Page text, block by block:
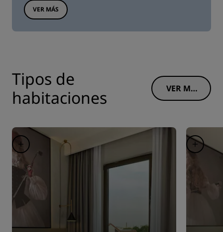
VER MÁS
Tipos de
habitaciones
VER MÁ
S